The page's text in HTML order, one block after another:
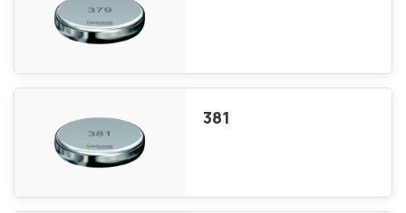
381